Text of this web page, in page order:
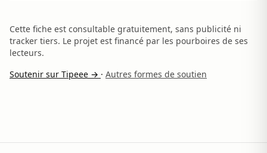
Cette fiche est consultable gratuitement, sans publicité ni
tracker tiers. Le projet est financé par les pourboires de ses
lecteurs.
Soutenir sur Tipeee → · Autres formes de soutien